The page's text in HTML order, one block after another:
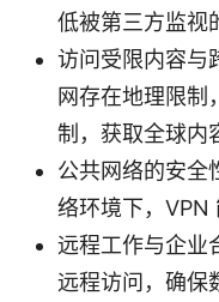
低被第三方监视
访问受限内容与
网存在地理限制
制，获取全球内
公共网络的安全
络环境下，VPN
远程工作与企业
远程访问，确保